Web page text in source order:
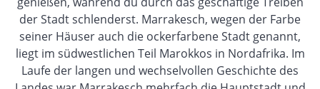
der Stadt schlenderst. Marrakesch, wegen der Farbe
seiner Häuser auch die ockerfarbene Stadt genannt,
liegt im südwestlichen Teil Marokkos in Nordafrika. Im
Laufe der langen und wechselvollen Geschichte des